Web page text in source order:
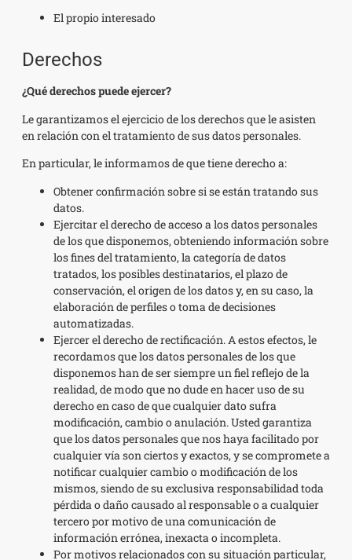
El propio interesado
Derechos
¿Qué derechos puede ejercer?
Le garantizamos el ejercicio de los derechos que le asisten
en relación con el tratamiento de sus datos personales.
En particular, le informamos de que tiene derecho a:
Obtener confirmación sobre si se están tratando sus
datos.
Ejercitar el derecho de acceso a los datos personales
de los que disponemos, obteniendo información sobre
los fines del tratamiento, la categoría de datos
tratados, los posibles destinatarios, el plazo de
conservación, el origen de los datos y, en su caso, la
elaboración de perfiles o toma de decisiones
automatizadas.
Ejercer el derecho de rectificación. A estos efectos, le
recordamos que los datos personales de los que
disponemos han de ser siempre un fiel reflejo de la
realidad, de modo que no dude en hacer uso de su
derecho en caso de que cualquier dato sufra
modificación, cambio o anulación. Usted garantiza
que los datos personales que nos haya facilitado por
cualquier vía son ciertos y exactos, y se compromete a
notificar cualquier cambio o modificación de los
mismos, siendo de su exclusiva responsabilidad toda
pérdida o daño causado al responsable o a cualquier
tercero por motivo de una comunicación de
información errónea, inexacta o incompleta.
Por motivos relacionados con su situación particular,